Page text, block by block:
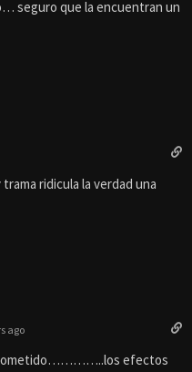
seguro que la encuentran un
ridicula la verdad una
ago
efectos